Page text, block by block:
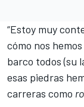
“Estoy muy
cómo nos
barco todos (su
esas piedras
carreras como